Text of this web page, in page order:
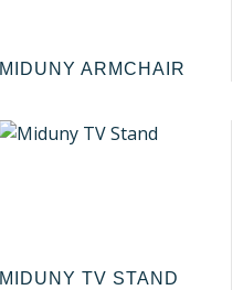
MIDUNY ARMCHAIR
MIDUNY TV STAND